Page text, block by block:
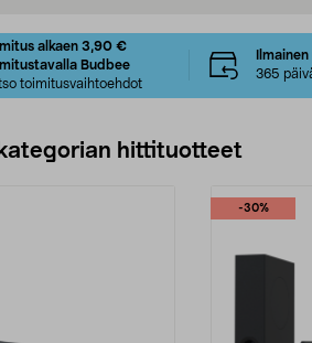
alkaen 3,90 €
Budbee
toimitusvaihtoehdot
365
hittituotteet
-30%